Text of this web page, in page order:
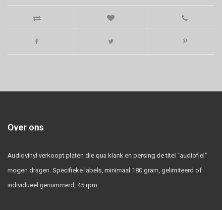
Over ons
Audiovinyl verkoopt platen die qua klank en persing de titel "audiofiel"
mogen dragen. Specifieke labels, minimaal 180 gram, gelimiteerd of
individueel genummerd, 45 rpm.